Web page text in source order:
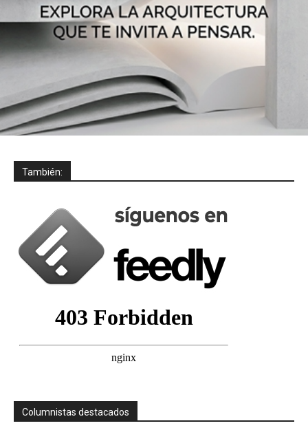
También:
Columnistas destacados